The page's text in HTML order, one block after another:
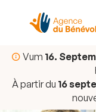
Vum 16.
À partir du 16